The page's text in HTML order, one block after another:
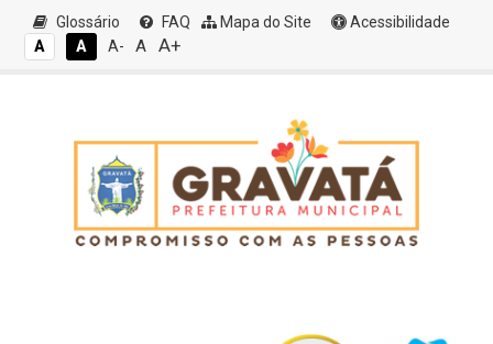
Glossário FAQ Mapa do Site
Acessibilidade
A
A A- A A+